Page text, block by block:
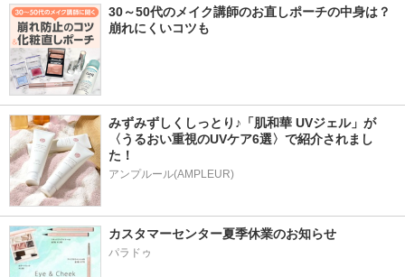
30～50代のメイク講師のお直しポーチの中身は？
崩れにくいコツも
みずみずしくしっとり♪「肌和華 UVジェル」が
〈うるおい重視のUVケア6選〉で紹介されまし
た！
アンプルール(AMPLEUR)
カスタマーセンター夏季休業のお知らせ
パラドゥ